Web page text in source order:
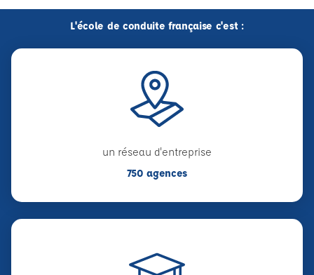
L'école de conduite française c'est :
un réseau d'entreprise
750 agences